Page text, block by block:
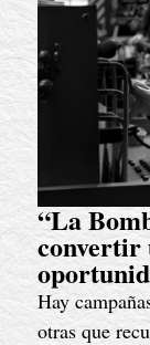
“La
convertir
Hay
otras que